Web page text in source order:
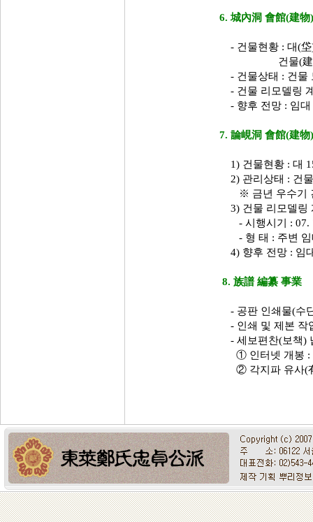
6. 城內洞 會館(建物
- 건물현황 : 대(垈
건물(建物) :
- 건물상태 : 건물
- 건물 리모델링
- 향후 전망 : 임대
7. 論峴洞 會館(建物
1) 건물현황 : 대
2) 관리상태 : 건
※ 금년 우수기
3) 건물 리모델링
- 시행시기 : 07.
- 형 태 : 주변 임
4) 향후 전망 : 임
8. 族譜 編纂 事業
- 공판 인쇄물(수
- 인쇄 및 제본 작
- 세보편찬(보책)
① 인터넷 개봉 :
② 각지파 유사(有